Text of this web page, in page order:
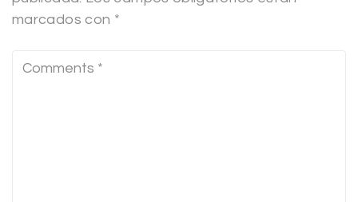
marcados con *